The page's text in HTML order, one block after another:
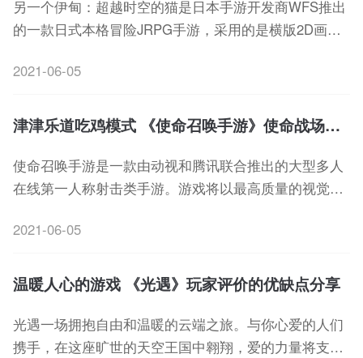
另一个伊甸：超越时空的猫是日本手游开发商WFS推出
的一款日式本格冒险JRPG手游，采用的是横版2D画面
2021-06-05
津津乐道吃鸡模式 《使命召唤手游》使命战场模式评价
使命召唤手游是一款由动视和腾讯联合推出的大型多人
在线第一人称射击类手游。游戏将以最高质量的视觉效
图角色，并针对手机端的操作特点进行了适配与优化，
2021-06-05
温暖人心的游戏 《光遇》玩家评价的优缺点分享
光遇一场拥抱自由和温暖的云端之旅。与你心爱的人们
携手，在这座旷世的天空王国中翱翔，爱的力量将支持